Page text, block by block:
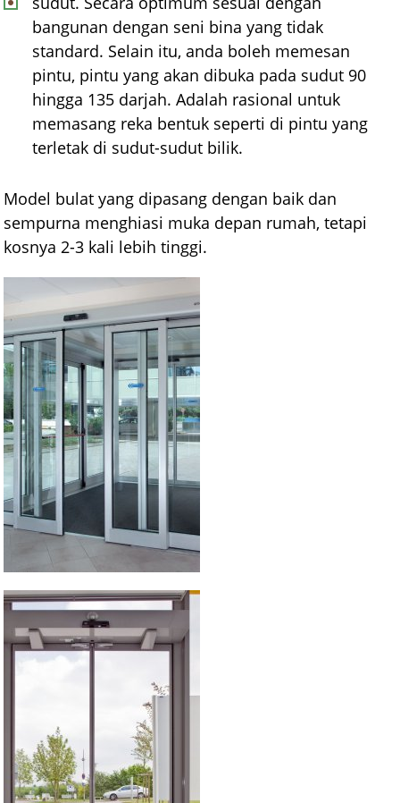
bangunan dengan seni bina yang tidak
standard. Selain itu, anda boleh memesan
pintu, pintu yang akan dibuka pada sudut 90
hingga 135 darjah. Adalah rasional untuk
memasang reka bentuk seperti di pintu yang
terletak di sudut-sudut bilik.
Model bulat yang dipasang dengan baik dan
sempurna menghiasi muka depan rumah, tetapi
kosnya 2-3 kali lebih tinggi.